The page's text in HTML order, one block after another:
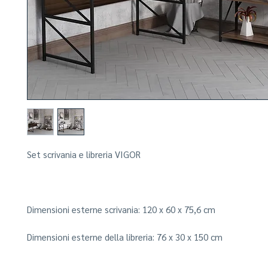
Set scrivania e libreria VIGOR
Dimensioni esterne scrivania: 120 x 60 x 75,6 cm
Dimensioni esterne della libreria: 76 x 30 x 150 cm